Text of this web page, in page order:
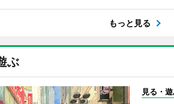
もっと見る
ぶ
見る・